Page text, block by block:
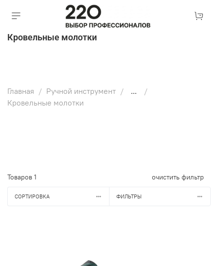
Кровельные молотки
Главная Ручной инструмент
...
Кровельные молотки
Товаров 1 очистить фильтр
СОРТИРОВКА ФИЛЬТРЫ